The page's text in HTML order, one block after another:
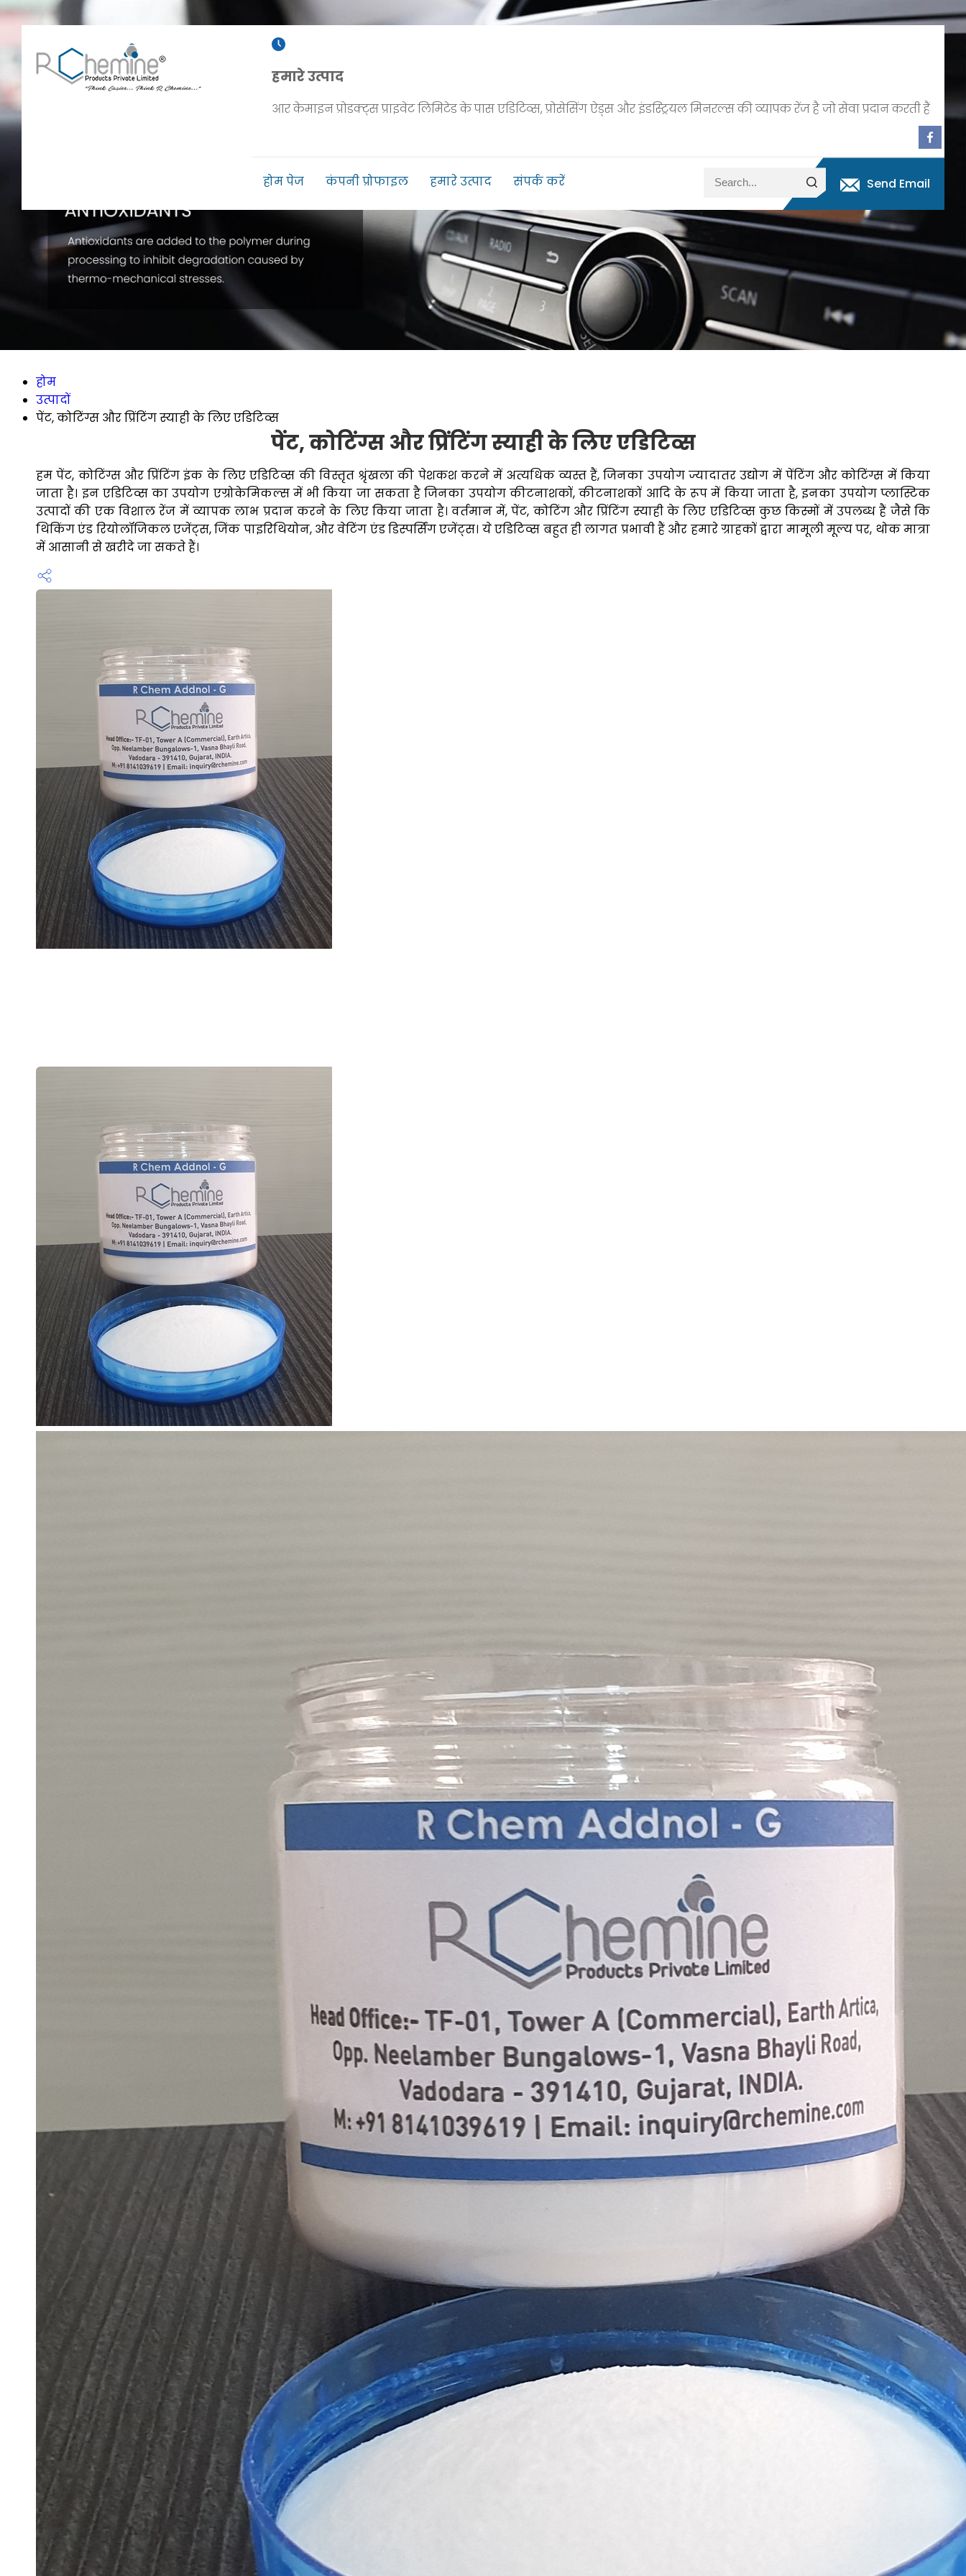
हमारे उत्पाद
आर केमाइन प्रोडक्ट्स प्राइवेट लिमिटेड के पास एडिटिव्स, प्रोसेसिंग ऐड्स और इंडस्ट्रियल मिनरल्स की व्यापक रेंज है जो सेवा प्रदान करती हैं
होम पेज कंपनी प्रोफाइल हमारे उत्पाद संपर्क करें Send Email
होम
उत्पादों
पेंट, कोटिंग्स और प्रिंटिंग स्याही के लिए एडिटिव्स
पेंट, कोटिंग्स और प्रिंटिंग स्याही के लिए एडिटिव्स
हम पेंट, कोटिंग्स और प्रिंटिंग इंक के लिए एडिटिव्स की विस्तृत श्रृंखला की पेशकश करने में अत्यधिक व्यस्त हैं, जिनका उपयोग ज्यादातर उद्योग में पेंटिंग और कोटिंग्स में किया
जाता है। इन एडिटिव्स का उपयोग एग्रोकेमिकल्स में भी किया जा सकता है जिनका उपयोग कीटनाशकों, कीटनाशकों आदि के रूप में किया जाता है, इनका उपयोग प्लास्टिक
उत्पादों की एक विशाल रेंज में व्यापक लाभ प्रदान करने के लिए किया जाता है। वर्तमान में, पेंट, कोटिंग और प्रिंटिंग स्याही के लिए एडिटिव्स कुछ किस्मों में उपलब्ध हैं जैसे कि
थिकिंग एंड रियोलॉजिकल एजेंट्स, जिंक पाइरिथियोन, और वेटिंग एंड डिस्पर्सिंग एजेंट्स। ये एडिटिव्स बहुत ही लागत प्रभावी हैं और हमारे ग्राहकों द्वारा मामूली मूल्य पर, थोक मात्रा
में आसानी से खरीदे जा सकते हैं।